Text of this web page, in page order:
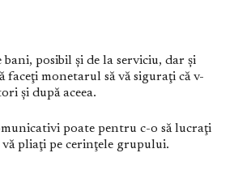
posibil şi de la serviciu, dar şi
faceţi monetarul să vă siguraţi că v-
şi după aceea.
poate pentru c-o să lucraţi
pliaţi pe cerinţele grupului.